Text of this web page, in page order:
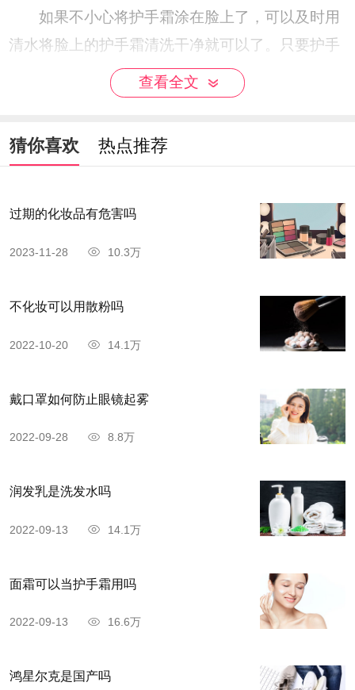
如果不小心将护手霜涂在脸上了，可以及时用
清水将脸上的护手霜清洗干净就可以了。只要护手
霜成分还没有被肌肤吸收，就不会刺激到肌肤，及
时清理掉就可以避免这些问题。注意，因为护手霜
的洗面奶来帮助清洁。
查看全文
猜你喜欢 热点推荐
过期的化妆品有危害吗
2023-11-28 10.3万
不化妆可以用散粉吗
2022-10-20 14.1万
戴口罩如何防止眼镜起雾
2022-09-28 8.8万
润发乳是洗发水吗
2022-09-13 14.1万
面霜可以当护手霜用吗
2022-09-13 16.6万
鸿星尔克是国产吗